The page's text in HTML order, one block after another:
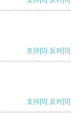
支持[0] 反对[0]
支持[0] 反对[0]